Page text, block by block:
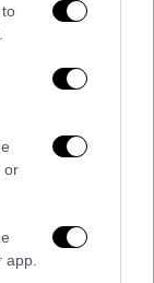
or
του
η
στέλεχος
η
τον